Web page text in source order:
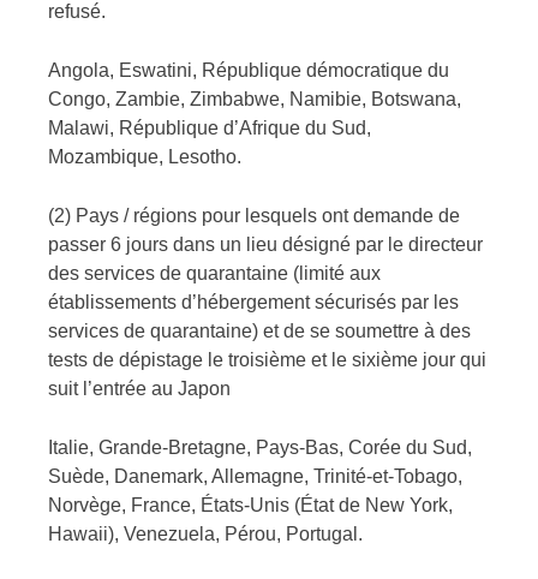
refusé.
Angola, Eswatini, République démocratique du
Congo, Zambie, Zimbabwe, Namibie, Botswana,
Malawi, République d’Afrique du Sud,
Mozambique, Lesotho.
(2) Pays / régions pour lesquels ont demande de
passer 6 jours dans un lieu désigné par le directeur
des services de quarantaine (limité aux
établissements d’hébergement sécurisés par les
services de quarantaine) et de se soumettre à des
tests de dépistage le troisième et le sixième jour qui
suit l’entrée au Japon
Italie, Grande-Bretagne, Pays-Bas, Corée du Sud,
Suède, Danemark, Allemagne, Trinité-et-Tobago,
Norvège, France, États-Unis (État de New York,
Hawaii), Venezuela, Pérou, Portugal.